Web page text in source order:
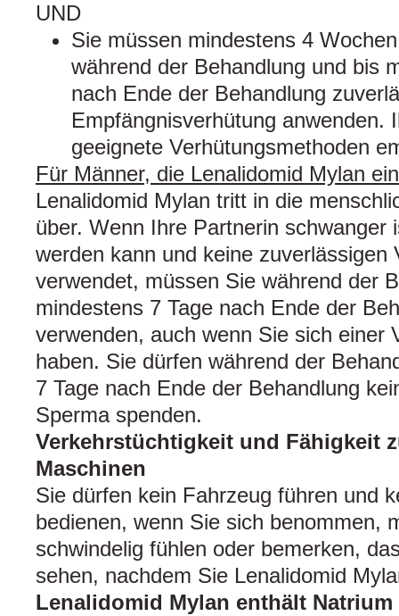
UND
Sie müssen mindestens 4
während der Behandlung und bis
nach Ende der Behandlung
Empfängnisverhütung anwenden.
geeignete Verhütungsmethoden
Für Männer, die Lenalidomid Mylan
Lenalidomid Mylan tritt in die
über. Wenn Ihre Partnerin schwanger
werden kann und keine zuverlässigen
verwendet, müssen Sie während der
mindestens 7 Tage nach Ende der
verwenden, auch wenn Sie sich einer
haben. Sie dürfen während der
7 Tage nach Ende der Behandlung
Sperma spenden.
Verkehrstüchtigkeit und Fähigkeit
Maschinen
Sie dürfen kein Fahrzeug führen und
bedienen, wenn Sie sich benommen,
schwindelig fühlen oder bemerken,
sehen, nachdem Sie Lenalidomid
Lenalidomid Mylan enthält Natrium